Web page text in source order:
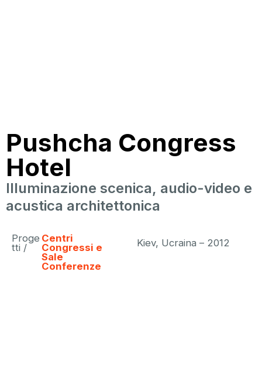
Pushcha Congress
Hotel
Illuminazione scenica, audio-video e
acustica architettonica
Proge
tti /
Centri
Congressi e
Sale
Conferenze
Kiev, Ucraina – 2012